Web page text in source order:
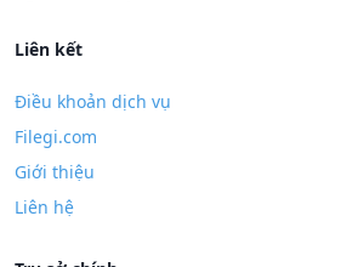
Liên kết
Điều khoản dịch vụ
Filegi.com
Giới thiệu
Liên hệ